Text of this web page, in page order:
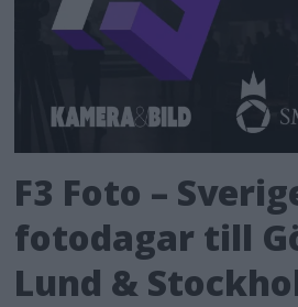
F3 Foto –
fotodagar till
Lund &